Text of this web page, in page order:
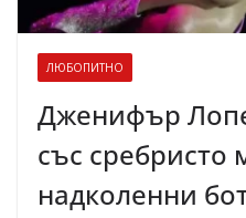
ЛЮБОПИТНО
Дженифър
със сребристо
надколенни